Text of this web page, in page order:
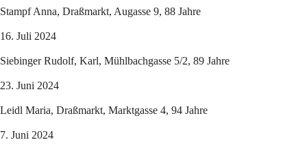
Stampf Anna, Draßmarkt, Augasse 9, 88 Jahre
16. Juli 2024
Siebinger Rudolf, Karl, Mühlbachgasse 5/2, 89 Jahre
23. Juni 2024
Leidl Maria, Draßmarkt, Marktgasse 4, 94 Jahre
7. Juni 2024